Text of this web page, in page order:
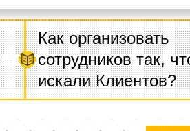
Как организовать
сотрудников так,
искали Клиентов?